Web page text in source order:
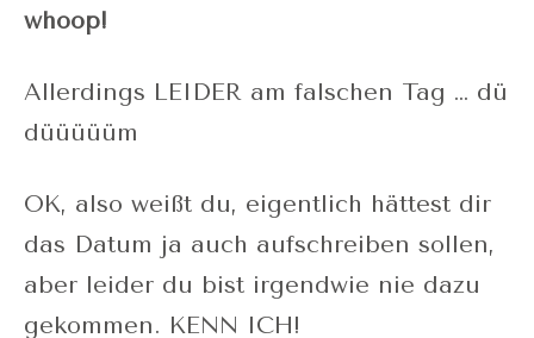
whoop!
Allerdings LEIDER am falschen Tag … dü
düüüüüm
OK, also weißt du, eigentlich hättest dir
das Datum ja auch aufschreiben sollen,
aber leider du bist irgendwie nie dazu
gekommen. KENN ICH!